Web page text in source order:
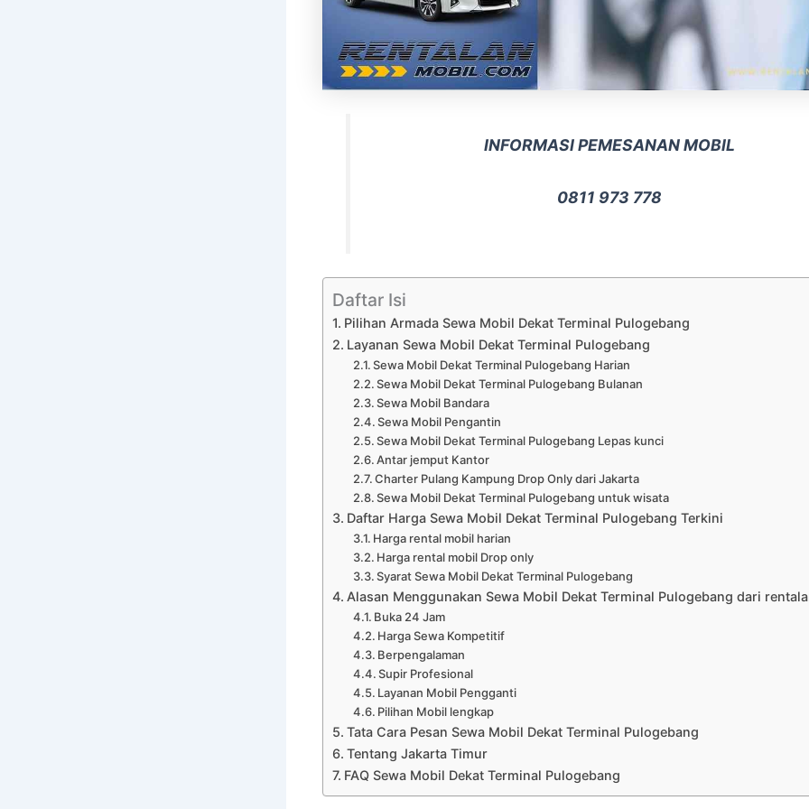
INFORMASI PEMESANAN MOBIL
0811 973 778
Daftar Isi
Pilihan Armada Sewa Mobil Dekat Terminal Pulogebang
Layanan Sewa Mobil Dekat Terminal Pulogebang
Sewa Mobil Dekat Terminal Pulogebang Harian
Sewa Mobil Dekat Terminal Pulogebang Bulanan
Sewa Mobil Bandara
Sewa Mobil Pengantin
Sewa Mobil Dekat Terminal Pulogebang Lepas kunci
Antar jemput Kantor
Charter Pulang Kampung Drop Only dari Jakarta
Sewa Mobil Dekat Terminal Pulogebang untuk wisata
Daftar Harga Sewa Mobil Dekat Terminal Pulogebang Terkini
Harga rental mobil harian
Harga rental mobil Drop only
Syarat Sewa Mobil Dekat Terminal Pulogebang
Alasan Menggunakan Sewa Mobil Dekat Terminal Pulogebang dari
Buka 24 Jam
Harga Sewa Kompetitif
Berpengalaman
Supir Profesional
Layanan Mobil Pengganti
Pilihan Mobil lengkap
Tata Cara Pesan Sewa Mobil Dekat Terminal Pulogebang
Tentang Jakarta Timur
FAQ Sewa Mobil Dekat Terminal Pulogebang